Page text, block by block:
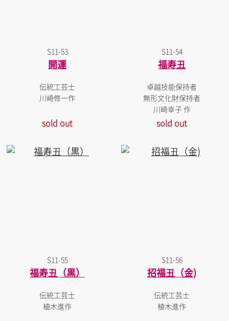
S11-53
開運
伝統工芸士
川崎修一作
sold out
S11-54
福寿丑
卓越技能保持者
無形文化財保持者
川崎幸子 作
sold out
S11-55
福寿丑（黒）
伝統工芸士
植木進作
S11-56
招福丑（金)
伝統工芸士
植木進作